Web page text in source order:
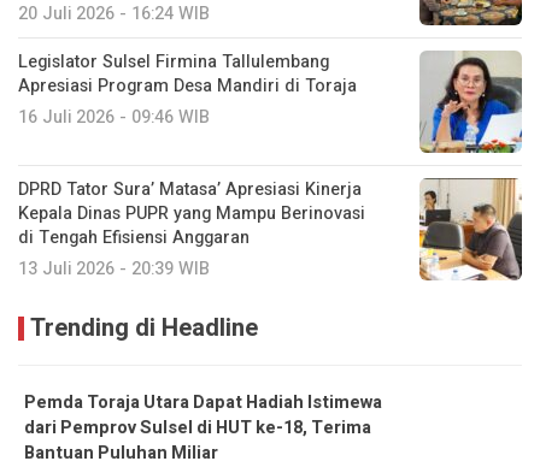
20 Juli 2026 - 16:24 WIB
Legislator Sulsel Firmina Tallulembang
Apresiasi Program Desa Mandiri di Toraja
16 Juli 2026 - 09:46 WIB
DPRD Tator Sura’ Matasa’ Apresiasi Kinerja
Kepala Dinas PUPR yang Mampu Berinovasi
di Tengah Efisiensi Anggaran
13 Juli 2026 - 20:39 WIB
Trending di Headline
Pemda Toraja Utara Dapat Hadiah Istimewa
dari Pemprov Sulsel di HUT ke-18, Terima
Bantuan Puluhan Miliar